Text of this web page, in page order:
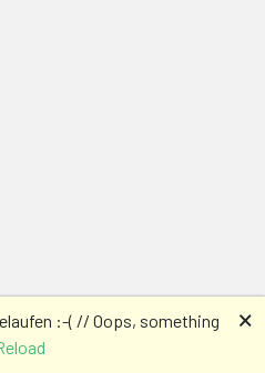
:-( // Oops, something
🗙